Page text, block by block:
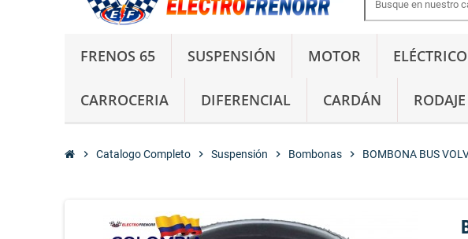
FRENOS 65 SUSPENSIÓN MOTOR ELÉCTRICO
CARROCERIA DIFERENCIAL CARDÁN RODAJE
chevron_right Catalogo Completo chevron_right Suspensión chevron_right Bombonas chevron_right BOMBONA BUS